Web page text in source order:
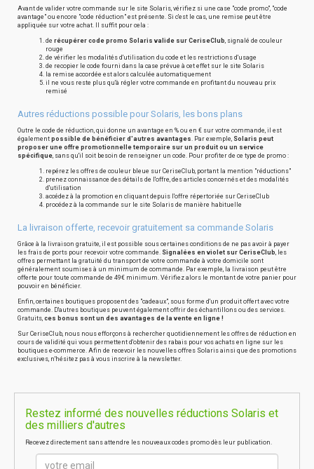
Avant de valider votre commande sur le site Solaris, vérifiez si une case "code promo", "code
avantage" ou encore "code réduction" est présente. Si c'est le cas, une remise peut être
appliquée sur votre achat. Il suffit pour cela :
de récupérer code promo Solaris valide sur CeriseClub, signalé de couleur
rouge
de vérifier les modalités d'utilisation du code et les restrictions d'usage
de recopier le code fourni dans la case prévue à cet effet sur le site Solaris
la remise accordée est alors calculée automatiquement
il ne vous reste plus qu'à régler votre commande en profitant du nouveau prix
remisé
Autres réductions possible pour Solaris, les bons plans
Outre le code de réduction, qui donne un avantage en % ou en € sur votre commande, il est
également possible de bénéficier d'autres avantages. Par exemple, Solaris peut
proposer une offre promotionnelle temporaire sur un produit ou un service
spécifique, sans qu'il soit besoin de renseigner un code. Pour profiter de ce type de promo :
repérez les offres de couleur bleue sur CeriseClub, portant la mention "réductions"
prenez connaissance des détails de l'offre, des articles concernés et des modalités
d'utilisation
accédez à la promotion en cliquant depuis l'offre répertoriée sur CeriseClub
procédez à la commande sur le site Solaris de manière habituelle
La livraison offerte, recevoir gratuitement sa commande Solaris
Grâce à la livraison gratuite, il est possible sous certaines conditions de ne pas avoir à payer
les frais de ports pour recevoir votre commande. Signalées en violet sur CeriseClub, les
offres permettant la gratuité du transport de votre commande à votre domicile sont
généralement soumises à un minimum de commande. Par exemple, la livraison peut être
offerte pour toute commande de 49€ minimum. Vérifiez alors le montant de votre panier pour
pouvoir en bénéficier.
Enfin, certaines boutiques proposent des "cadeaux", sous forme d'un produit offert avec votre
commande. D'autres boutiques peuvent également offrir des échantillons ou des services.
Gratuits, ces bonus sont un des avantages de la vente en ligne !
Sur CeriseClub, nous nous efforçons à rechercher quotidiennement les offres de réduction en
cours de validité qui vous permettent d'obtenir des rabais pour vos achats en ligne sur les
boutiques e-commerce. Afin de recevoir les nouvelles offres Solaris ainsi que des promotions
exclusives, n'hésitez pas à vous inscrire à la newsletter.
Restez informé des nouvelles réductions Solaris et
des milliers d'autres
Recevez directement sans attendre les nouveaux codes promo dès leur publication.